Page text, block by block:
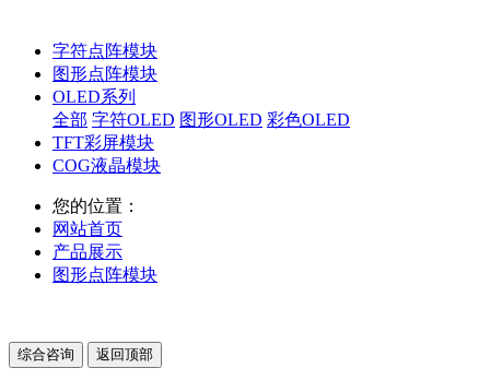
字符点阵模块
图形点阵模块
OLED系列
全部 字符OLED 图形OLED 彩色OLED
TFT彩屏模块
COG液晶模块
您的位置：
网站首页
产品展示
图形点阵模块
综合咨询 返回顶部